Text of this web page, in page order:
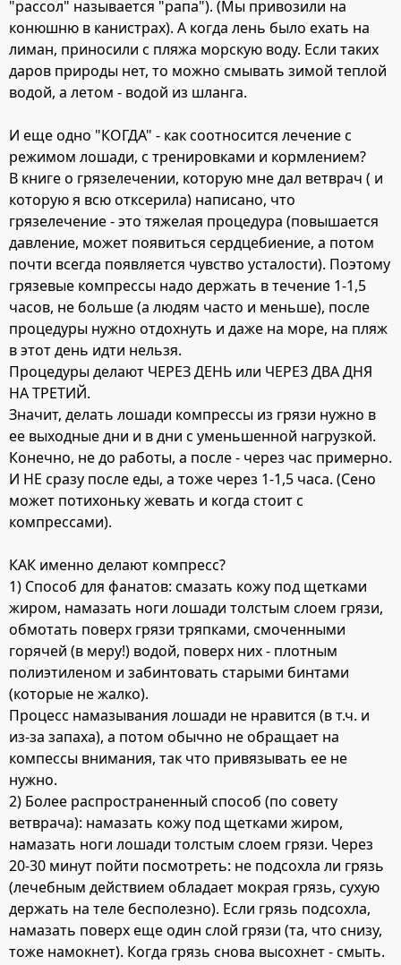
"рассол" называется "рапа"). (Мы привозили на
конюшню в канистрах). А когда лень было ехать на
лиман, приносили с пляжа морскую воду. Если таких
даров природы нет, то можно смывать зимой теплой
водой, а летом - водой из шланга.
И еще одно "КОГДА" - как соотносится лечение с
режимом лошади, с тренировками и кормлением?
В книге о грязелечении, которую мне дал ветврач ( и
которую я всю отксерила) написано, что
грязелечение - это тяжелая процедура (повышается
давление, может появиться сердцебиение, а потом
почти всегда появляется чувство усталости). Поэтому
грязевые компрессы надо держать в течение 1-1,5
часов, не больше (а людям часто и меньше), после
процедуры нужно отдохнуть и даже на море, на пляж
в этот день идти нельзя.
Процедуры делают ЧЕРЕЗ ДЕНЬ или ЧЕРЕЗ ДВА ДНЯ
НА ТРЕТИЙ.
Значит, делать лошади компрессы из грязи нужно в
ее выходные дни и в дни с уменьшенной нагрузкой.
Конечно, не до работы, а после - через час примерно.
И НЕ сразу после еды, а тоже через 1-1,5 часа. (Сено
может потихоньку жевать и когда стоит с
компрессами).
КАК именно делают компресс?
1) Способ для фанатов: смазать кожу под щетками
жиром, намазать ноги лошади толстым слоем грязи,
обмотать поверх грязи тряпками, смоченными
горячей (в меру!) водой, поверх них - плотным
полиэтиленом и забинтовать старыми бинтами
(которые не жалко).
Процесс намазывания лошади не нравится (в т.ч. и
из-за запаха), а потом обычно не обращает на
компессы внимания, так что привязывать ее не
нужно.
2) Более распространенный способ (по совету
ветврача): намазать кожу под щетками жиром,
намазать ноги лошади толстым слоем грязи. Через
20-30 минут пойти посмотреть: не подсохла ли грязь
(лечебным действием обладает мокрая грязь, сухую
держать на теле бесполезно). Если грязь подсохла,
намазать поверх еще один слой грязи (та, что снизу,
тоже намокнет). Когда грязь снова высохнет - смыть.